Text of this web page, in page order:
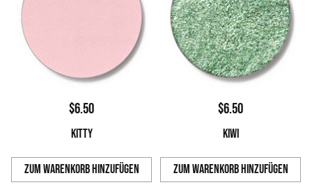
$6.50
KITTY
Zum Warenkorb hinzufügen
Anzahl
$6.50
KIWI
Zum Warenkorb hinzufügen
Anzahl